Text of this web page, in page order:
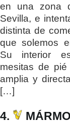
en una zona
Sevilla, e
distinta de
que solemos
Su interior
mesitas de
amplia y
[…]
4.